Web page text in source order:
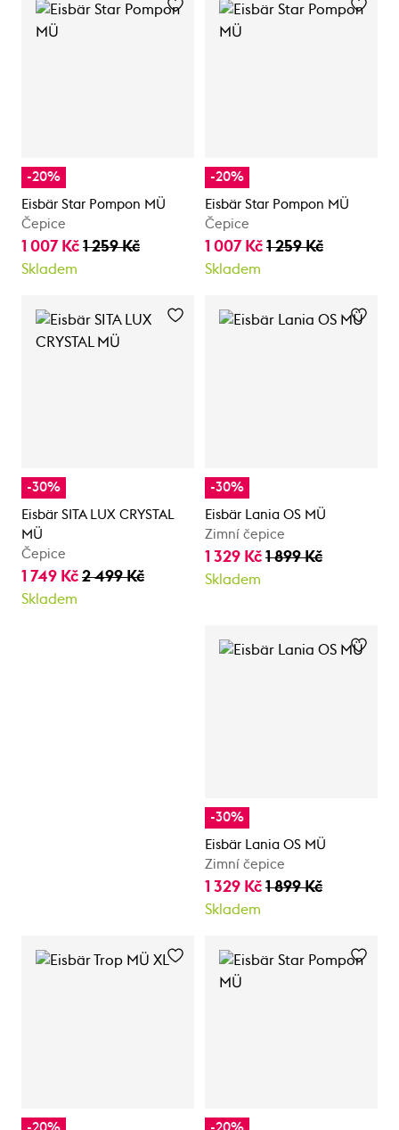
-20%
Eisbär Star Pompon MÜ
Čepice
1 007 Kč 1 259 Kč
Skladem
-20%
Eisbär Star Pompon MÜ
Čepice
1 007 Kč 1 259 Kč
Skladem
-30%
Eisbär SITA LUX CRYSTAL
MÜ
Čepice
1 749 Kč 2 499 Kč
Skladem
-30%
Eisbär Lania OS MÜ
Zimní čepice
1 329 Kč 1 899 Kč
Skladem
-30%
Eisbär Lania OS MÜ
Zimní čepice
1 329 Kč 1 899 Kč
Skladem